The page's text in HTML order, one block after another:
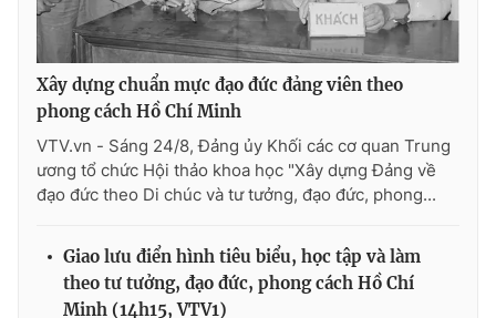
Theo dõi báo trên
Cơ quan chủ quản:Đài Truyền hình Việt Nam
Giấy phép hoạt động báo in và báo điện tử số 483/GP-BTTTT
cấp ngày 29/12/2023
Phó Tổng Biên tập:Nguyễn Thị Mỹ Hạnh, Phạm Quốc Thắng,
Nguyễn Trọng Ninh
Tổng đài VTV: 024.38 355 931 - 024.38 355 932
Xây dựng chuẩn mực đạo đức đảng viên theo
phong cách Hồ Chí Minh
VTV.vn - Sáng 24/8, Đảng ủy Khối các cơ quan Trung
ương tổ chức Hội thảo khoa học "Xây dựng Đảng về
đạo đức theo Di chúc và tư tưởng, đạo đức, phong...
Giao lưu điển hình tiêu biểu, học tập và làm
theo tư tưởng, đạo đức, phong cách Hồ Chí
Minh (14h15, VTV1)